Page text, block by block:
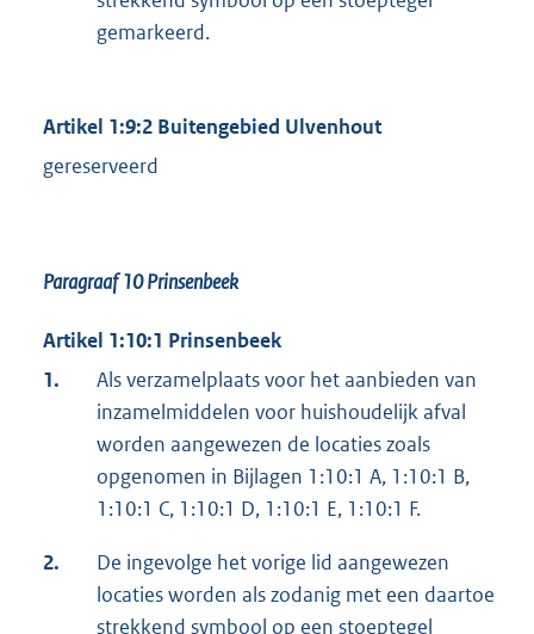
gemarkeerd.
Artikel 1:9:2 Buitengebied Ulvenhout
gereserveerd
Paragraaf 10Prinsenbeek
Artikel 1:10:1 Prinsenbeek
1.
Als verzamelplaats voor het aanbieden van
inzamelmiddelen voor huishoudelijk afval
worden aangewezen de locaties zoals
opgenomen in Bijlagen 1:10:1 A, 1:10:1 B,
1:10:1 C, 1:10:1 D, 1:10:1 E, 1:10:1 F.
2.
De ingevolge het vorige lid aangewezen
locaties worden als zodanig met een daartoe
strekkend symbool op een stoeptegel